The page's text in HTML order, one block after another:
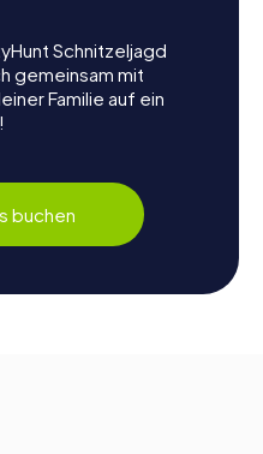
Schnitzeljagd
gemeinsam mit
Familie auf ein
buchen